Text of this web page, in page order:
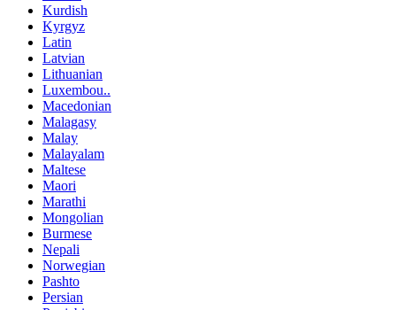
Kurdish
Kyrgyz
Latin
Latvian
Lithuanian
Luxembou..
Macedonian
Malagasy
Malay
Malayalam
Maltese
Maori
Marathi
Mongolian
Burmese
Nepali
Norwegian
Pashto
Persian